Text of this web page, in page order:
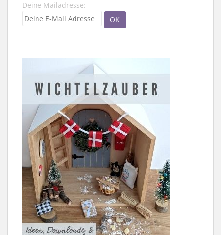
Deine Mailadresse: